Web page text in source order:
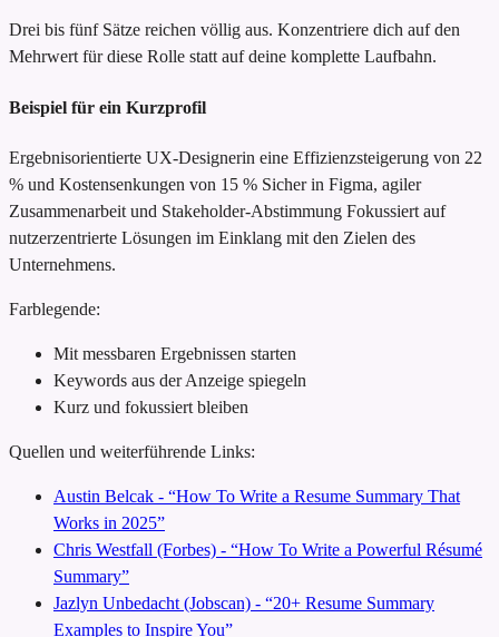
Drei bis fünf Sätze reichen völlig aus. Konzentriere dich auf den
Mehrwert für diese Rolle statt auf deine komplette Laufbahn.
Beispiel für ein Kurzprofil
Ergebnisorientierte UX-Designerin eine Effizienzsteigerung von 22
% und Kostensenkungen von 15 % Sicher in Figma, agiler
Zusammenarbeit und Stakeholder-Abstimmung Fokussiert auf
nutzerzentrierte Lösungen im Einklang mit den Zielen des
Unternehmens.
Farblegende:
Mit messbaren Ergebnissen starten
Keywords aus der Anzeige spiegeln
Kurz und fokussiert bleiben
Quellen und weiterführende Links:
Austin Belcak - “How To Write a Resume Summary That
Works in 2025”
Chris Westfall (Forbes) - “How To Write a Powerful Résumé
Summary”
Jazlyn Unbedacht (Jobscan) - “20+ Resume Summary
Examples to Inspire You”